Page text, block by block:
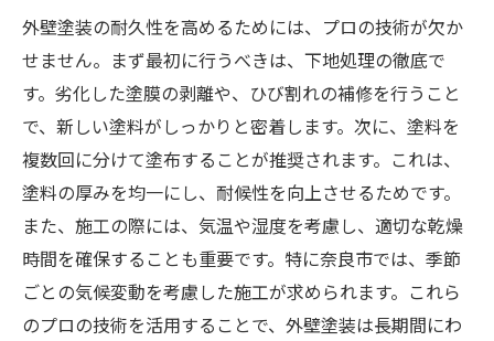
外壁塗装の耐久性を高めるためには、プロの技術が欠か
せません。まず最初に行うべきは、下地処理の徹底で
す。劣化した塗膜の剥離や、ひび割れの補修を行うこと
で、新しい塗料がしっかりと密着します。次に、塗料を
複数回に分けて塗布することが推奨されます。これは、
塗料の厚みを均一にし、耐候性を向上させるためです。
また、施工の際には、気温や湿度を考慮し、適切な乾燥
時間を確保することも重要です。特に奈良市では、季節
ごとの気候変動を考慮した施工が求められます。これら
のプロの技術を活用することで、外壁塗装は長期間にわ